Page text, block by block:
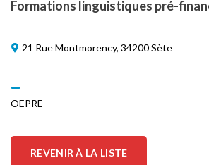
Formations linguistiques pré-
21 Rue Montmorency, 34200 Sète
OEPRE
REVENIR À LA LISTE